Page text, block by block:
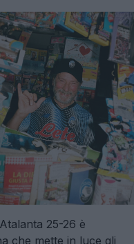
25-26 è
che mette in luce gli